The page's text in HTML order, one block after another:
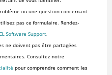
ou une question concernant
pas ce formulaire. Rendez-
Software Support.
ne doivent pas être partagées
Consultez notre
pour comprendre comment les